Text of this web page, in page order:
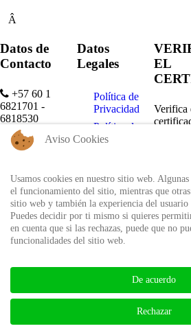
Â
Datos de
Contacto
+57 60 1
6821701 -
6818530
+57 311
8666327 - 323
info@auditool.org
Bogotá,
Colombia
Datos
Legales
Política de
Privacidad
Política de
Uso
tratamiento
de datos
personales
EL
Verifica
BIBLIOTECA AUDITOOL -
Aviso Cookies
Usamos cookies en nuestro sitio web. Algunas
el funcionamiento del sitio, mientras que
sitio web y también la experiencia del usuario
Puedes decidir por ti mismo si quieres
en cuenta que si las rechazas, puede que no
funcionalidades del sitio web.
De acuerdo
Rechazar